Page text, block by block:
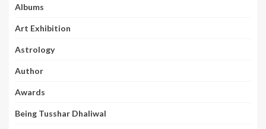
Albums
Art Exhibition
Astrology
Author
Awards
Being Tusshar Dhaliwal